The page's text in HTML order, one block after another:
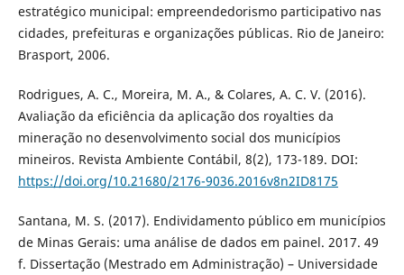
estratégico municipal: empreendedorismo participativo nas
cidades, prefeituras e organizações públicas. Rio de Janeiro:
Brasport, 2006.
Rodrigues, A. C., Moreira, M. A., & Colares, A. C. V. (2016).
Avaliação da eficiência da aplicação dos royalties da
mineração no desenvolvimento social dos municípios
mineiros. Revista Ambiente Contábil, 8(2), 173-189. DOI:
https://doi.org/10.21680/2176-9036.2016v8n2ID8175
Santana, M. S. (2017). Endividamento público em municípios
de Minas Gerais: uma análise de dados em painel. 2017. 49
f. Dissertação (Mestrado em Administração) – Universidade